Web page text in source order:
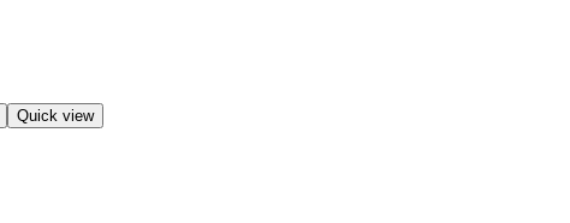
Quick view